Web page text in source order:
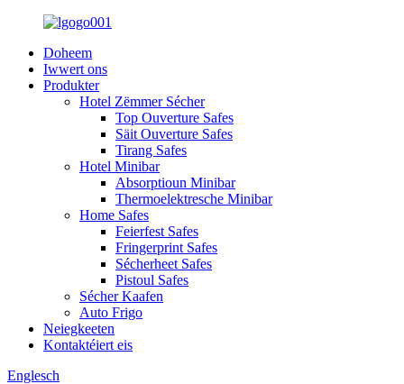
Doheem
Iwwert ons
Produkter
Hotel Zëmmer Sécher
Top Ouverture Safes
Säit Ouverture Safes
Tirang Safes
Hotel Minibar
Absorptioun Minibar
Thermoelektresche Minibar
Home Safes
Feierfest Safes
Fringerprint Safes
Sécherheet Safes
Pistoul Safes
Sécher Kaafen
Auto Frigo
Neiegkeeten
Kontaktéiert eis
Englesch